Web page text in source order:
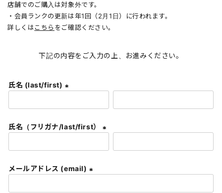
店舗でのご購入は対象外です。
・会員ランクの更新は年1回（2月1日）に行われます。
詳しくはこちら をご確認ください。
下記の内容をご入力の上、お進みください。
氏名 (last/first)
必
)
氏名（フリガナ/last/first）
必
)
メールアドレス (email)